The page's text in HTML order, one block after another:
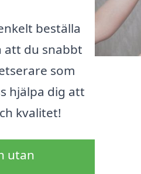
beställa
att du snabbt
som
hjälpa dig att
kvalitet!
utan